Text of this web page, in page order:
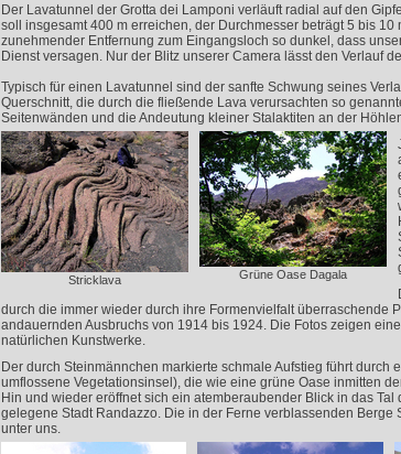
Der Lavatunnel der Grotta dei Lamponi verläuft radial auf den
soll insgesamt 400 m erreichen, der Durchmesser beträgt 5 bis 10
zunehmender Entfernung zum Eingangsloch so dunkel, dass
Dienst versagen. Nur der Blitz unserer Camera lässt den Verlauf
Typisch für einen Lavatunnel sind der sanfte Schwung seines
Querschnitt, die durch die fließende Lava verursachten so
Seitenwänden und die Andeutung kleiner Stalaktiten an der
Stricklava Grüne Oase Dagala
durch die immer wieder durch ihre Formenvielfalt überraschende
andauernden Ausbruchs von 1914 bis 1924. Die Fotos zeigen
natürlichen Kunstwerke.
Der durch Steinmännchen markierte schmale Aufstieg führt durch
umflossene Vegetationsinsel), die wie eine grüne Oase inmitten
Hin und wieder eröffnet sich ein atemberaubender Blick in das Tal
gelegene Stadt Randazzo. Die in der Ferne verblassenden Berge
unter uns.